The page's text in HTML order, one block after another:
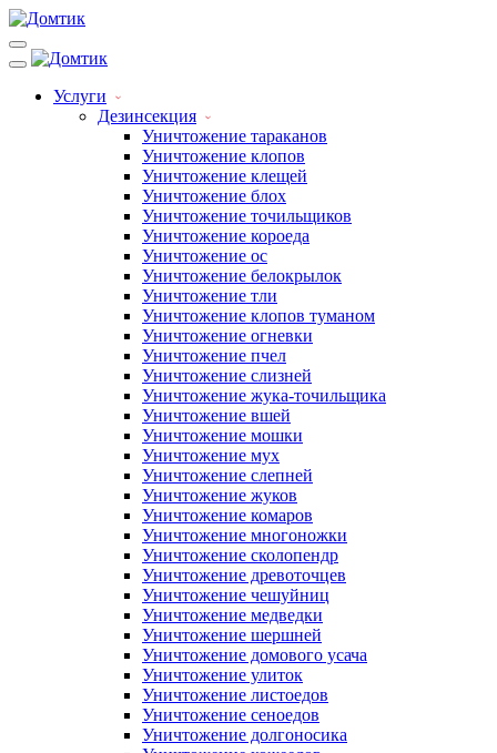
Услуги
Дезинсекция
Уничтожение тараканов
Уничтожение клопов
Уничтожение клещей
Уничтожение блох
Уничтожение точильщиков
Уничтожение короеда
Уничтожение ос
Уничтожение белокрылок
Уничтожение тли
Уничтожение клопов туманом
Уничтожение огневки
Уничтожение пчел
Уничтожение слизней
Уничтожение жука-точильщика
Уничтожение вшей
Уничтожение мошки
Уничтожение мух
Уничтожение слепней
Уничтожение жуков
Уничтожение комаров
Уничтожение многоножки
Уничтожение сколопендр
Уничтожение древоточцев
Уничтожение чешуйниц
Уничтожение медведки
Уничтожение шершней
Уничтожение домового усача
Уничтожение улиток
Уничтожение листоедов
Уничтожение сеноедов
Уничтожение долгоносика